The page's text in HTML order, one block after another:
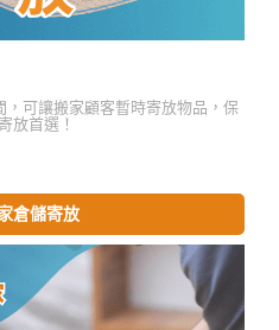
可讓搬家顧客暫時寄放物品，保
放首選！
倉儲寄放